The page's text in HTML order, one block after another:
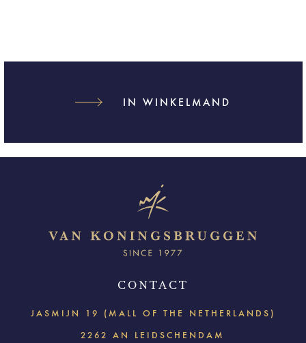
IN WINKELMAND
CONTACT
JASMIJN 19 (MALL OF THE NETHERLANDS)
2262 AN LEIDSCHENDAM